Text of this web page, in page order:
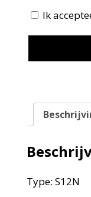
Ik
Type: S12N